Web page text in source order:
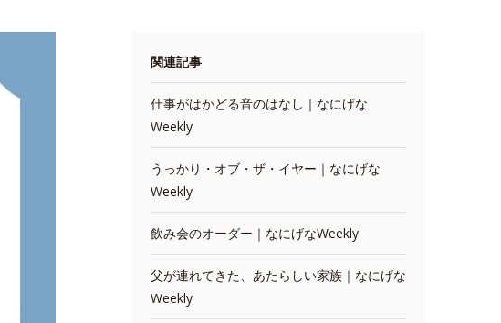
関連記事
仕事がはかどる音のはなし｜なにげな
Weekly
うっかり・オブ・ザ・イヤー｜なにげな
Weekly
飲み会のオーダー｜なにげなWeekly
父が連れてきた、あたらしい家族｜なにげな
Weekly